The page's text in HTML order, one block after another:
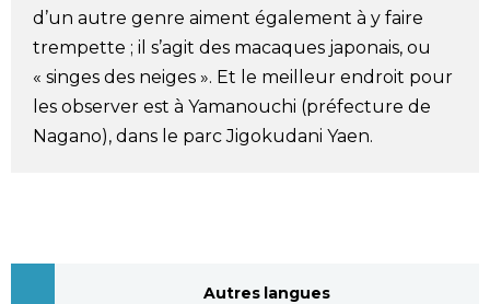
Le japonais
En plus
Données
d’un autre genre aiment également à y faire
trempette ; il s’agit des macaques japonais, ou
« singes des neiges ». Et le meilleur endroit pour
les observer est à Yamanouchi (préfecture de
Nagano), dans le parc Jigokudani Yaen.
Autres langues